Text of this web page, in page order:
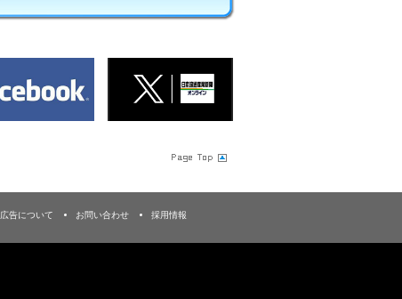
広告について お問い合わせ 採用情報